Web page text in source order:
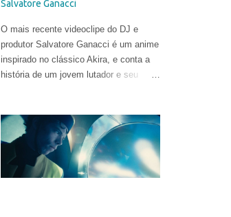
Salvatore Ganacci
O mais recente videoclipe do DJ e
produtor Salvatore Ganacci é um anime
inspirado no clássico Akira, e conta a
história de um jovem lutador e seu
recente contratado da produtora
Business Club Royale, ao lado de Will
Goodfellow & Greg Sharp e produzido
pelas equipes dos estúdios Goono &
Trub Animation.